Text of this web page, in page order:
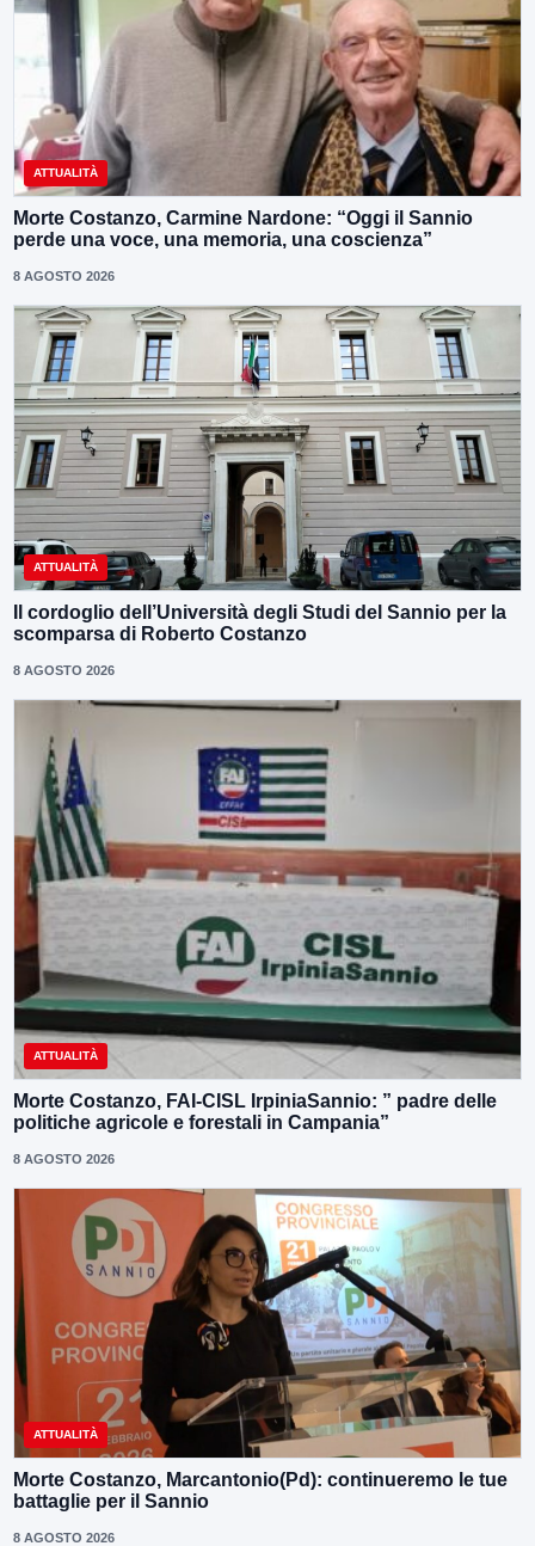
ATTUALITÀ
Morte Costanzo, Carmine Nardone: “Oggi il Sannio
perde una voce, una memoria, una coscienza”
8 AGOSTO 2026
ATTUALITÀ
Il cordoglio dell’Università degli Studi del Sannio per la
scomparsa di Roberto Costanzo
8 AGOSTO 2026
ATTUALITÀ
Morte Costanzo, FAI-CISL IrpiniaSannio: ” padre delle
politiche agricole e forestali in Campania”
8 AGOSTO 2026
ATTUALITÀ
Morte Costanzo, Marcantonio(Pd): continueremo le tue
battaglie per il Sannio
8 AGOSTO 2026